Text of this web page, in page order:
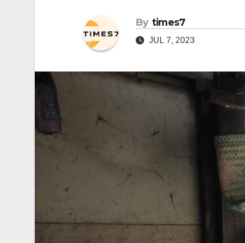
By times7
JUL 7, 2023